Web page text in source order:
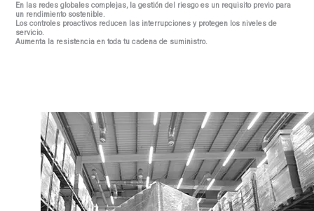
En las redes globales complejas, la gestión del riesgo es un requisito previo para
un rendimiento sostenible.
Los controles proactivos reducen las interrupciones y protegen los niveles de
servicio.
Aumenta la resistencia en toda tu cadena de suministro.